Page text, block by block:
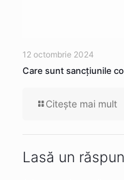
12 octombrie 2024
Care sunt sancţiunile
Citeşte mai mult
Lasă un